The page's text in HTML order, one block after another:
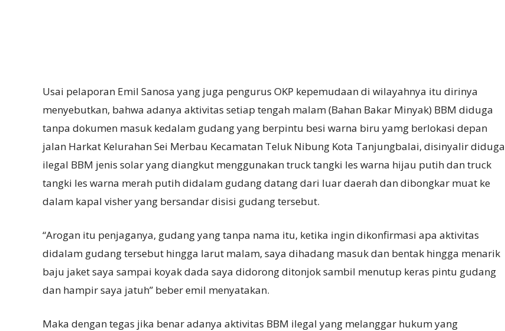
Usai pelaporan Emil Sanosa yang juga pengurus OKP kepemudaan di wilayahnya itu dirinya
menyebutkan, bahwa adanya aktivitas setiap tengah malam (Bahan Bakar Minyak) BBM diduga
tanpa dokumen masuk kedalam gudang yang berpintu besi warna biru yamg berlokasi depan
jalan Harkat Kelurahan Sei Merbau Kecamatan Teluk Nibung Kota Tanjungbalai, disinyalir diduga
ilegal BBM jenis solar yang diangkut menggunakan truck tangki les warna hijau putih dan truck
tangki les warna merah putih didalam gudang datang dari luar daerah dan dibongkar muat ke
dalam kapal visher yang bersandar disisi gudang tersebut.
“Arogan itu penjaganya, gudang yang tanpa nama itu, ketika ingin dikonfirmasi apa aktivitas
didalam gudang tersebut hingga larut malam, saya dihadang masuk dan bentak hingga menarik
baju jaket saya sampai koyak dada saya didorong ditonjok sambil menutup keras pintu gudang
dan hampir saya jatuh” beber emil menyatakan.
Maka dengan tegas jika benar adanya aktivitas BBM ilegal yang melanggar hukum yang